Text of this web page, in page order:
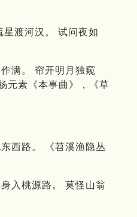
渡河汉。 试问夜如
满。 帘开明月独窥
元素《本事曲》，《草
西路。 《苕溪渔隐丛
入桃源路。 莫怪山翁